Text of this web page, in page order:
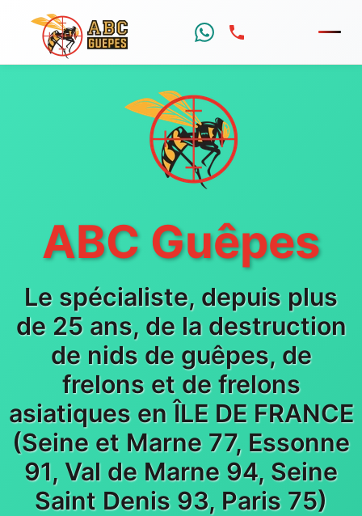
ABC Guêpes
Le spécialiste, depuis plus
de 25 ans, de la destruction
de nids de guêpes, de
frelons et de frelons
asiatiques en ÎLE DE FRANCE
(Seine et Marne 77, Essonne
91, Val de Marne 94, Seine
Saint Denis 93, Paris 75)